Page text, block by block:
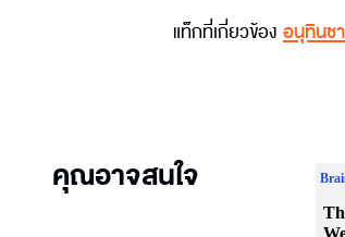
แท็กที่เกี่ยวข้อง อนุทินช
คุณอาจสนใจ